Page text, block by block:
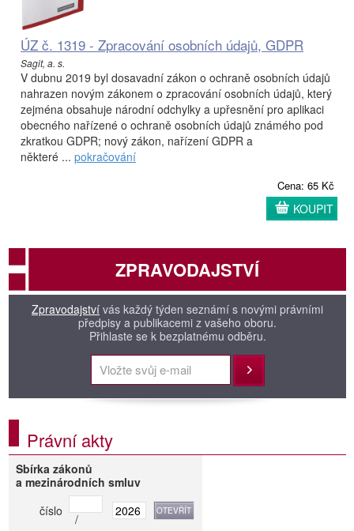
ÚZ č. 1319 - Zpracování osobních údajů, GDPR
Sagit, a. s.
V dubnu 2019 byl dosavadní zákon o ochraně osobních údajů
nahrazen novým zákonem o zpracování osobních údajů, který
zejména obsahuje národní odchylky a upřesnění pro aplikaci
obecného nařízené o ochraně osobních údajů známého pod
zkratkou GDPR; nový zákon, nařízení GDPR a
některé ... pokračování
Cena: 65 Kč
KOUPIT
ZPRAVODAJSTVÍ
Zpravodajství vás každý týden seznámí s novými právními
předpisy a publikacemi z vašeho oboru.
Přihlaste se k bezplatnému odběru.
Přihlásit
Právní akty
Sbírka zákonů
a mezinárodních smluv
číslo
/